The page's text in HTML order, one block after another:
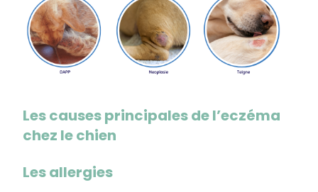
Les causes principales de l’eczéma
chez le chien
Les allergies